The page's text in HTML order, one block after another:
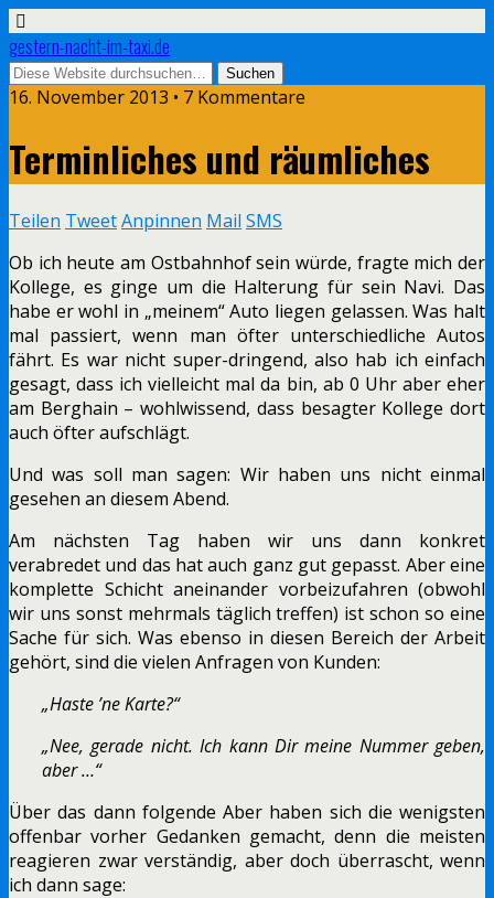
gestern-nacht-im-taxi.de
16. November 2013 • 7 Kommentare
Terminliches und räumliches
Teilen TweetAnpinnen Mail SMS
Ob ich heute am Ostbahnhof sein würde, fragte mich der
Kollege, es ginge um die Halterung für sein Navi. Das
habe er wohl in „meinem“ Auto liegen gelassen. Was halt
mal passiert, wenn man öfter unterschiedliche Autos
fährt. Es war nicht super-dringend, also hab ich einfach
gesagt, dass ich vielleicht mal da bin, ab 0 Uhr aber eher
am Berghain – wohlwissend, dass besagter Kollege dort
auch öfter aufschlägt.
Und was soll man sagen: Wir haben uns nicht einmal
gesehen an diesem Abend.
Am nächsten Tag haben wir uns dann konkret
verabredet und das hat auch ganz gut gepasst. Aber eine
komplette Schicht aneinander vorbeizufahren (obwohl
wir uns sonst mehrmals täglich treffen) ist schon so eine
Sache für sich. Was ebenso in diesen Bereich der Arbeit
gehört, sind die vielen Anfragen von Kunden:
„Haste ’ne Karte?“
„Nee, gerade nicht. Ich kann Dir meine Nummer geben,
aber …“
Über das dann folgende Aber haben sich die wenigsten
offenbar vorher Gedanken gemacht, denn die meisten
reagieren zwar verständig, aber doch überrascht, wenn
ich dann sage: